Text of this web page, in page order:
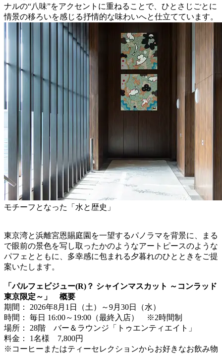
ナルの“八味”をアクセントに重ねることで、ひとさじごとに
情景の移ろいを感じる抒情的な味わいへと仕立てています。
モチーフとなった「水と歴史」
東京湾と浜離宮恩賜庭園を一望するパノラマを背景に、まる
で眼前の景色を写し取ったかのようなアートピースのような
パフェとともに、多幸感に包まれる夕暮れのひとときをご提
案いたします。
「パルフェビジュー(R)？ シャインマスカット ～コンラッド
東京限定～」 概要
期間： 2026年8月1日（土）～9月30日（水）
時間： 毎日 16:00～19:00（最終入店） ※2時間制
場所： 28階 バー＆ラウンジ「トゥエンティエイト」
料金： 1名様 7,800円
※コーヒーまたはティーセレクションからお好きなお飲み物